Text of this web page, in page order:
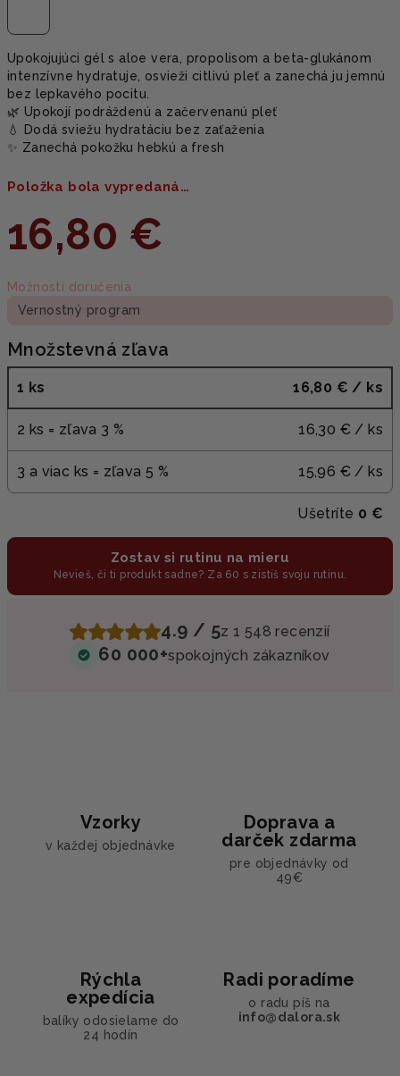
Upokojujúci gél s aloe vera, propolisom a beta-glukánom
intenzívne hydratuje, osvieži citlivú pleť a zanechá ju jemnú
bez lepkavého pocitu.
🌿 Upokojí podráždenú a začervenanú pleť
💧 Dodá sviežu hydratáciu bez zaťaženia
✨ Zanechá pokožku hebkú a fresh
Položka bola vypredaná…
16,80 €
cena:
Možnosti doručenia
Vernostný program
Množstevná zľava
1 ks 16,80 € / ks
2 ks = zľava 3 % 16,30 € / ks
3 a viac ks = zľava 5 % 15,96 € / ks
Ušetríte 0 €
Zostav si rutinu na mieru
Nevieš, či ti produkt sadne? Za 60 s zistíš svoju rutinu.
4.9 / 5z 1 548 recenzií
60 000+spokojných zákazníkov
Vzorky
v každej objednávke
Doprava a
darček zdarma
pre objednávky od
49€
Rýchla
expedícia
balíky odosielame do
24 hodín
Radi poradíme
o radu píš na
info@dalora.sk